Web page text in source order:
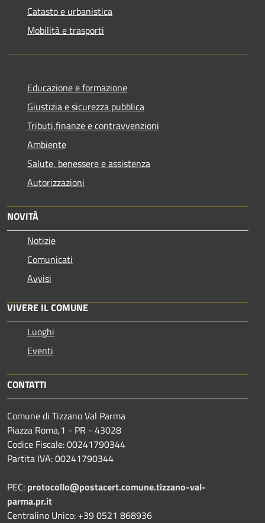
Catasto e urbanistica
Mobilità e trasporti
Educazione e formazione
Giustizia e sicurezza pubblica
Tributi,finanze e contravvenzioni
Ambiente
Salute, benessere e assistenza
Autorizzazioni
NOVITÀ
Notizie
Comunicati
Avvisi
VIVERE IL COMUNE
Luoghi
Eventi
CONTATTI
Comune di Tizzano Val Parma
Piazza Roma,1 - PR - 43028
Codice Fiscale: 00241790344
Partita IVA: 00241790344
PEC: protocollo@postacert.comune.tizzano-val-
parma.pr.it
Centralino Unico: +39 0521 868936